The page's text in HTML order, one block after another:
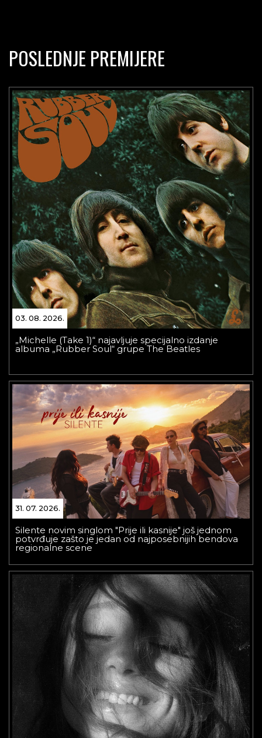
POSLEDNJE PREMIJERE
03. 08. 2026.
„Michelle (Take 1)“ najavljuje specijalno izdanje
albuma „Rubber Soul“ grupe The Beatles
31. 07. 2026.
Silente novim singlom "Prije ili kasnije" još jednom
potvrđuje zašto je jedan od najposebnijih bendova
regionalne scene